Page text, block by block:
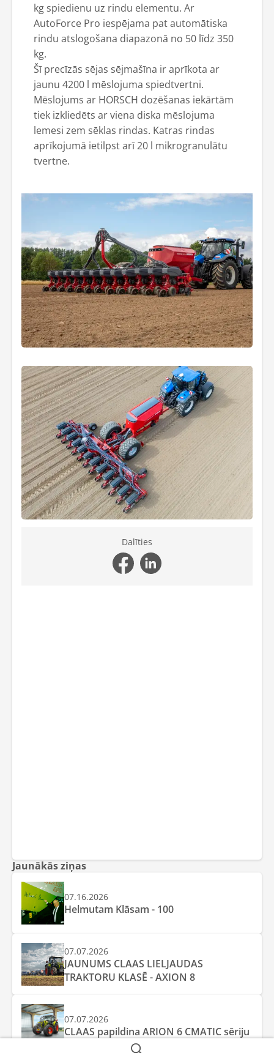
kg spiedienu uz rindu elementu. Ar
AutoForce Pro iespējama pat automātiska
rindu atslogošana diapazonā no 50 līdz 350
kg.
Šī precīzās sējas sējmašīna ir aprīkota ar
jaunu 4200 l mēslojuma spiedtvertni.
Mēslojums ar HORSCH dozēšanas iekārtām
tiek izkliedēts ar viena diska mēslojuma
lemesi zem sēklas rindas. Katras rindas
aprīkojumā ietilpst arī 20 l mikrogranulātu
tvertne.
Dalīties
Jaunākās ziņas
07.16.2026
Helmutam Klāsam - 100
07.07.2026
JAUNUMS CLAAS LIELJAUDAS
TRAKTORU KLASĒ - AXION 8
07.07.2026
CLAAS papildina ARION 6 CMATIC sēriju